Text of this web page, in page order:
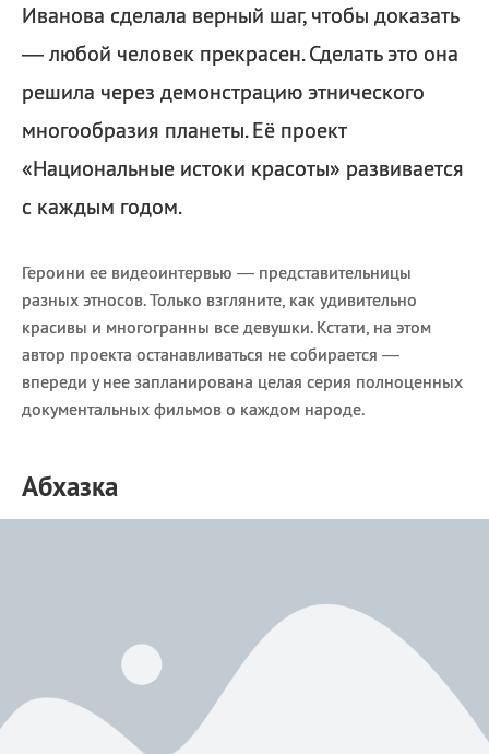
Иванова сделала верный шаг, чтобы доказать
— любой человек прекрасен. Сделать это она
решила через демонстрацию этнического
многообразия планеты. Её проект
«Национальные истоки красоты» развивается
с каждым годом.
Героини ее видеоинтервью — представительницы
разных этносов. Только взгляните, как удивительно
красивы и многогранны все девушки. Кстати, на этом
автор проекта останавливаться не собирается —
впереди у нее запланирована целая серия полноценных
документальных фильмов о каждом народе.
Абхазка